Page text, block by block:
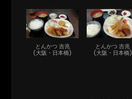
とんかつ 吉兆
(大阪・日本橋)
とんかつ 吉兆
(大阪・日本橋)